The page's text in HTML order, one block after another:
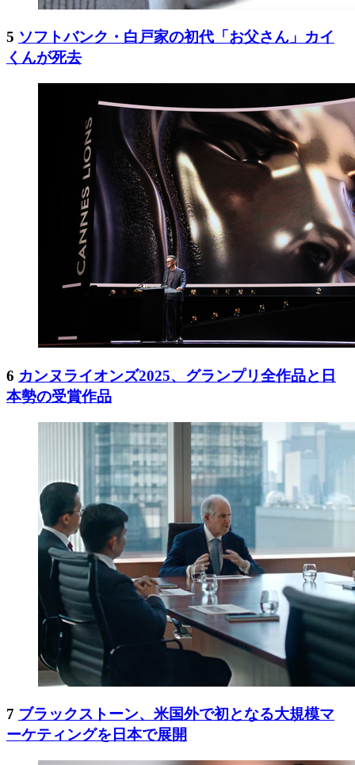
5 ソフトバンク・白戸家の初代「お父さん」カイ
くんが死去
6 カンヌライオンズ2025、グランプリ全作品と日
本勢の受賞作品
7 ブラックストーン、米国外で初となる大規模マ
ーケティングを日本で展開